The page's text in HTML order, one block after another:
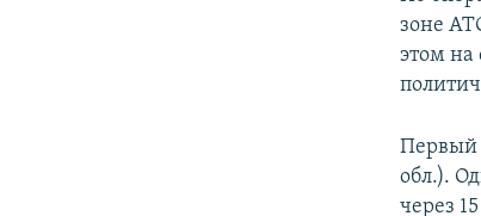
зоне
этом на
Первый
обл.).
через